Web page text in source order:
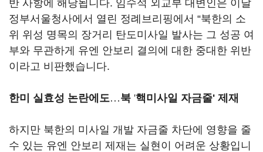
반 사항에 해당됩니다. 임수석 외교부 대변인은 이날
정부서울청사에서 열린 정례브리핑에서 “북한의 소
위 위성 명목의 장거리 탄도미사일 발사는 그 성공 여
부와 무관하게 유엔 안보리 결의에 대한 중대한 위반
이라고 비판했습니다.
한미 실효성 논란에도…북 '핵미사일 자금줄' 제재
하지만 북한의 미사일 개발 자금줄 차단에 영향을 줄
수 있는 유엔 안보리 제재는 실현이 어려운 상황입니